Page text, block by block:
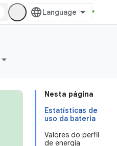
Nesta página
Estatísticas de
uso da bateria
Valores do perfil
de energia